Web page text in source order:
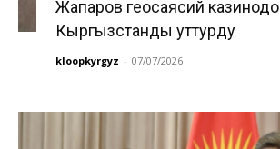
Жапаров геосаясий казинодо
Кыргызстанды уттурду
kloopkyrgyz - 07/07/2026